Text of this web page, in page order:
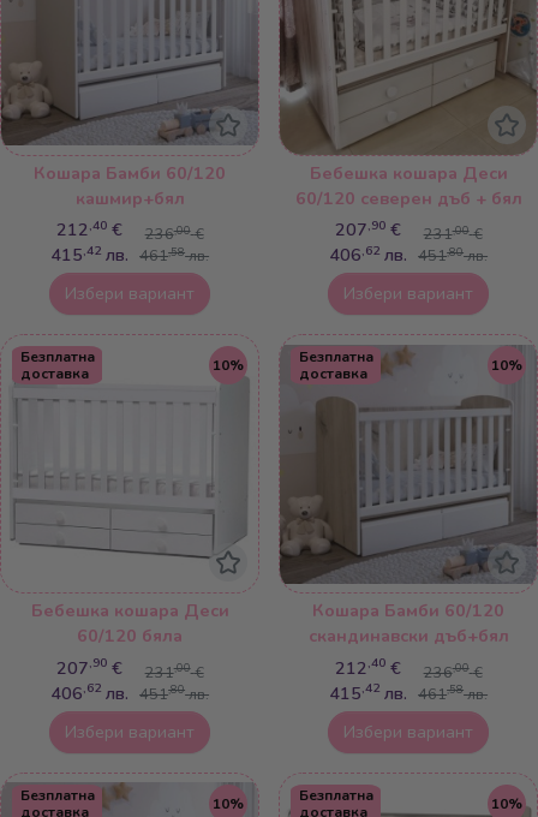
Кошара Бамби 60/120
кашмир+бял
212,40 €
415,42 лв.
236,00 €
461,58 лв.
Избери вариант
Бебешка кошара Деси
60/120 северен дъб + бял
207,90 €
406,62 лв.
231,00 €
451,80 лв.
Избери вариант
Безплатна
доставка
10%
Бебешка кошара Деси
60/120 бяла
207,90 €
406,62 лв.
231,00 €
451,80 лв.
Избери вариант
Безплатна
доставка
10%
Кошара Бамби 60/120
скандинавски дъб+бял
212,40 €
415,42 лв.
236,00 €
461,58 лв.
Избери вариант
Безплатна
доставка
10%
Безплатна
доставка
10%